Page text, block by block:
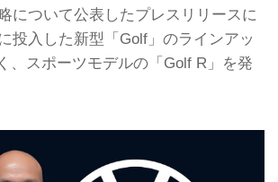
について公表したプレスリリースに
投入した新型「Golf」のラインアッ
、スポーツモデルの「Golf R」を発